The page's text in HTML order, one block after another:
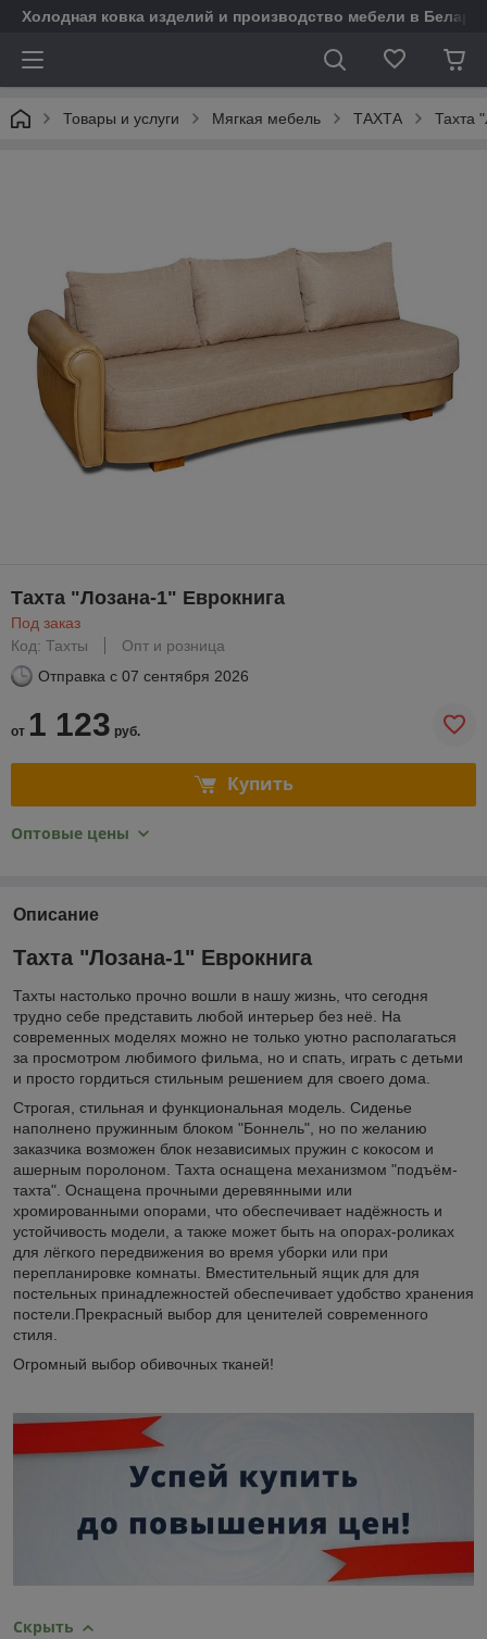
Холодная ковка изделий и производство мебели в
Товары и услуги Мягкая мебель ТАХТА Тахта
Тахта "Лозана-1" Еврокнига
Под заказ
Код: Тахты
Опт и розница
Отправка с 07 сентября 2026
от 1 123 руб.
Купить
Оптовые цены
Описание
Тахта "Лозана-1" Еврокнига
Тахты настолько прочно вошли в нашу жизнь, что сегодня
трудно себе представить любой интерьер без неё. На
современных моделях можно не только уютно располагаться
за просмотром любимого фильма, но и спать, играть с детьми
и просто гордиться стильным решением для своего дома.
Строгая, стильная и функциональная модель. Сиденье
наполнено пружинным блоком "Боннель", но по желанию
заказчика возможен блок независимых пружин с кокосом и
ашерным поролоном. Тахта оснащена механизмом "подъём-
тахта". Оснащена прочными деревянными или
хромированными опорами, что обеспечивает надёжность и
устойчивость модели, а также может быть на опорах-роликах
для лёгкого передвижения во время уборки или при
перепланировке комнаты. Вместительный ящик для для
постельных принадлежностей обеспечивает удобство хранения
постели.Прекрасный выбор для ценителей современного
стиля.
Огромный выбор обивочных тканей!
Скрыть